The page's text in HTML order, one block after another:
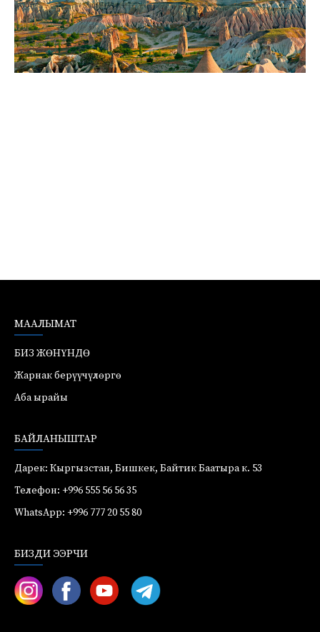
МААЛЫМАТ
БИЗ ЖӨНҮНДӨ
Жарнак берүүчүлөргө
Аба ырайы
БАЙЛАНЫШТАР
Дарек: Кыргызстан, Бишкек, Байтик Баатыра к. 53
Телефон: +996 555 56 56 35
WhatsApp: +996 777 20 55 80
БИЗДИ ЭЭРЧИ